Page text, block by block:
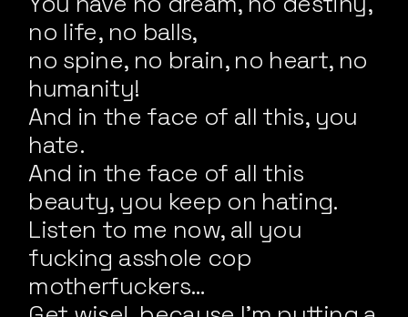
no life, no balls,
no spine, no brain, no heart, no
humanity!
And in the face of all this, you
hate.
And in the face of all this
beauty, you keep on hating.
Listen to me now, all you
fucking asshole cop
motherfuckers…